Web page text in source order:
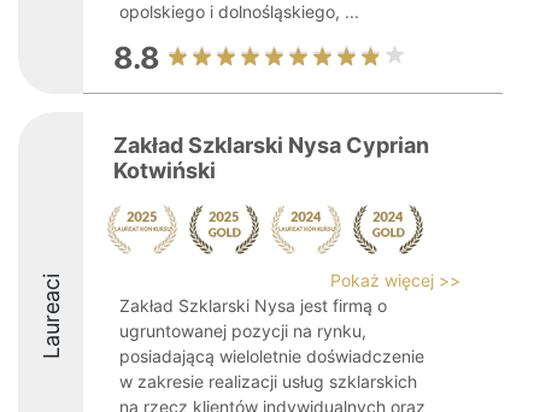
opolskiego i dolnośląskiego, ...
8.8
Laureaci
Zakład Szklarski Nysa Cyprian
Kotwiński
Pokaż więcej >>
Zakład Szklarski Nysa jest firmą o
ugruntowanej pozycji na rynku,
posiadającą wieloletnie doświadczenie
w zakresie realizacji usług szklarskich
na rzecz klientów indywidualnych oraz